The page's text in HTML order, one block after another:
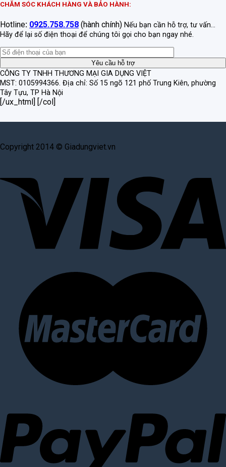
CHĂM SÓC KHÁCH HÀNG VÀ BẢO HÀNH:
Hotline: 0925.758.758 (hành chính) Nếu bạn cần hỗ trợ, tư vấn...
Hãy để lại số điện thoại để chúng tôi gọi cho bạn ngay nhé.
CÔNG TY TNHH THƯƠNG MẠI GIA DỤNG VIỆT
MST: 0105994366. Địa chỉ: Số 15 ngõ 121 phố Trung Kiên, phường
Tây Tựu, TP Hà Nội
[/ux_html] [/col]
Copyright 2014 © Giadungviet.vn